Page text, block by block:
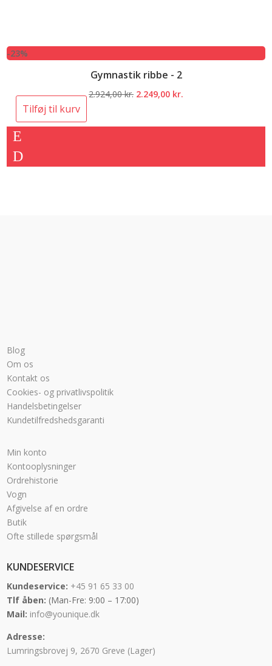
-23%
Gymnastik ribbe - 2
2.924,00kr. Den
2.249,00 kr.
Tilføj til kurv
Blog
Om os
Kontakt os
Cookies- og privatlivspolitik
Handelsbetingelser
Kundetilfredshedsgaranti
Min konto
Kontooplysninger
Ordrehistorie
Vogn
Afgivelse af en ordre
Butik
Ofte stillede spørgsmål
KUNDESERVICE
Kundeservice: +45 91 65 33 00
Tlf åben: (Man-Fre: 9:00 – 17:00)
Mail: info@younique.dk
Adresse:
Lumringsbrovej 9, 2670 Greve (Lager)